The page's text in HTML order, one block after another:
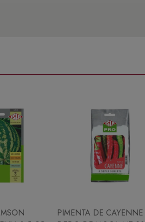
PIMENTA DE CAYENNE